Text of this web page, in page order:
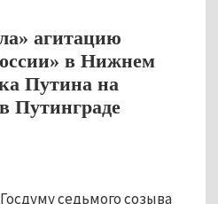
агитацию
в Нижнем
Путина на
Путинграде
седьмого созыва